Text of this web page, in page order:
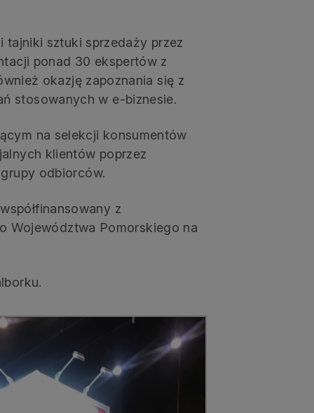
tajniki sztuki sprzedaży przez
ponad 30 ekspertów z
okazję zapoznania się z
stosowanych w e-biznesie.
na selekcji konsumentów
klientów poprzez
odbiorców.
z
Województwa Pomorskiego na